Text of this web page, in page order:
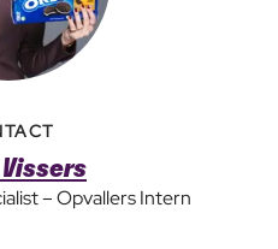
– Opvallers Intern